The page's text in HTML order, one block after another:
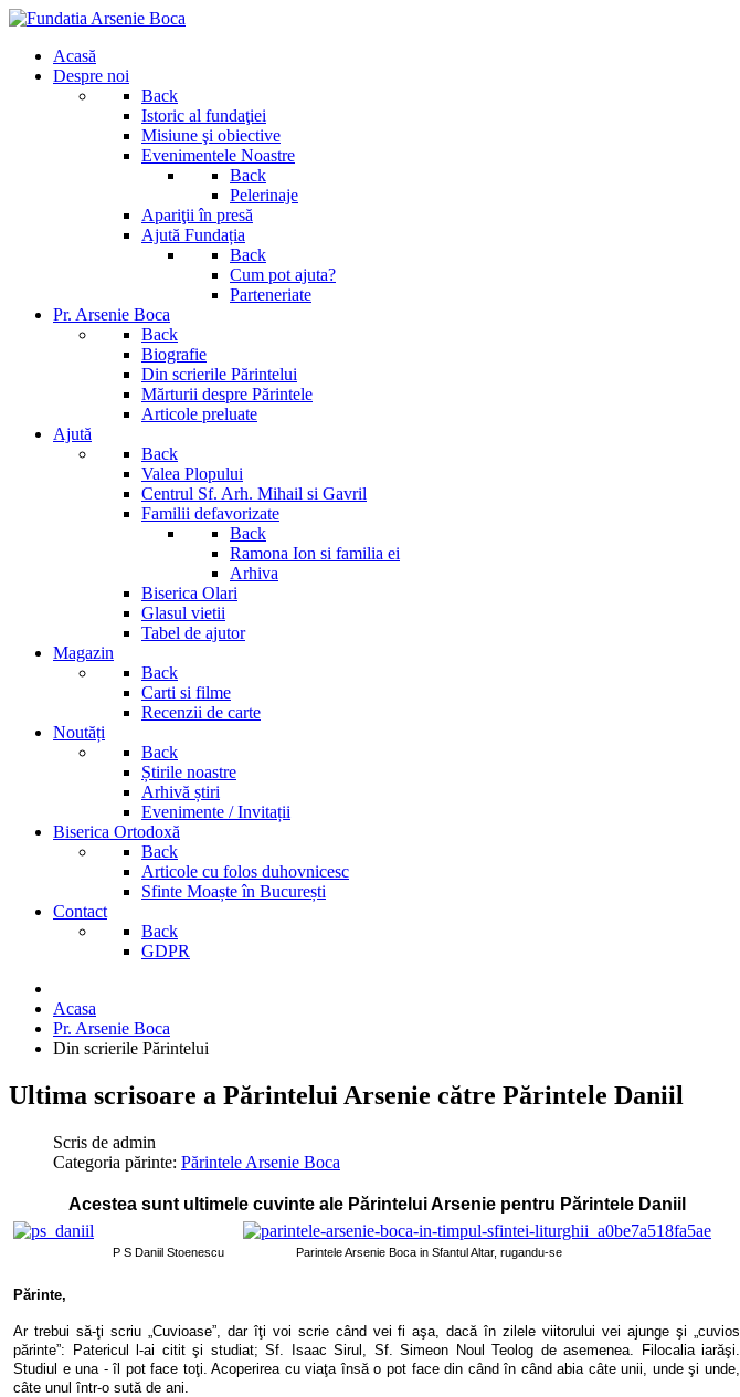
Acasă
Despre noi
Back
Istoric al fundaţiei
Misiune şi obiective
Evenimentele Noastre
Back
Pelerinaje
Apariţii în presă
Ajută Fundația
Back
Cum pot ajuta?
Parteneriate
Pr. Arsenie Boca
Back
Biografie
Din scrierile Părintelui
Mărturii despre Părintele
Articole preluate
Ajută
Back
Valea Plopului
Centrul Sf. Arh. Mihail si Gavril
Familii defavorizate
Back
Ramona Ion si familia ei
Arhiva
Biserica Olari
Glasul vietii
Tabel de ajutor
Magazin
Back
Carti si filme
Recenzii de carte
Noutăți
Back
Știrile noastre
Arhivă știri
Evenimente / Invitații
Biserica Ortodoxă
Back
Articole cu folos duhovnicesc
Sfinte Moaște în București
Contact
Back
GDPR
Acasa
Pr. Arsenie Boca
Din scrierile Părintelui
Ultima scrisoare a Părintelui Arsenie către Părintele Daniil
Scris de admin
Categoria părinte: Părintele Arsenie Boca
Acestea sunt ultimele cuvinte ale Părintelui Arsenie pentru Părintele Daniil
P S Daniil Stoenescu Parintele Arsenie Boca in Sfantul Altar, rugandu-se
Părinte,
Ar trebui să-ţi scriu „Cuvioase”, dar îţi voi scrie când vei fi aşa, dacă în zilele viitorului vei ajunge şi „cuvios
părinte”: Patericul l-ai citit şi studiat; Sf. Isaac Sirul, Sf. Simeon Noul Teolog de asemenea. Filocalia iarăşi.
Studiul e una - îl pot face toţi. Acoperirea cu viaţa însă o pot face din când în când abia câte unii, unde şi unde,
câte unul într-o sută de ani.